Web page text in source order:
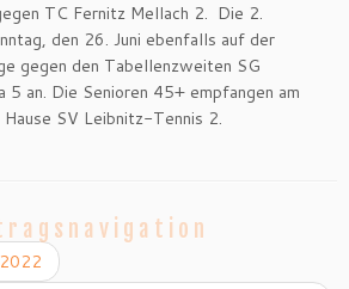
TC Fernitz Mellach 2. Die 2.
den 26. Juni ebenfalls auf der
gegen den Tabellenzweiten SG
5 an. Die Senioren 45+ empfangen am
Hause SV Leibnitz-Tennis 2.